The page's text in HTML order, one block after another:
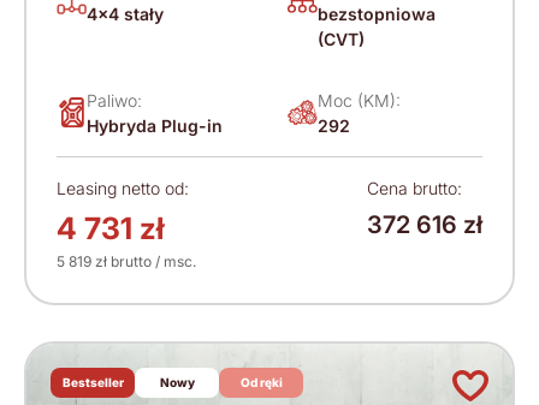
4x4 stały
bezstopniowa
(CVT)
Paliwo:
Hybryda Plug-in
Moc (KM):
292
Leasing netto od:
4 731 zł
5 819 zł brutto / msc.
Cena brutto:
372 616 zł
Bestseller Nowy Od ręki